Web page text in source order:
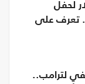
لحفل
تعرف على
لترامب..